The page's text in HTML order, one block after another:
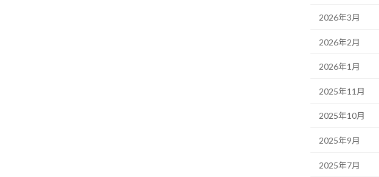
2026年3月
2026年2月
2026年1月
2025年11月
2025年10月
2025年9月
2025年7月